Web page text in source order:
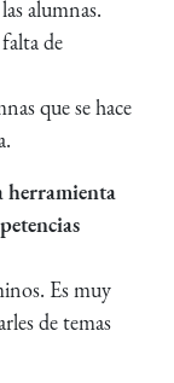
alumnas.
de
que se hace
herramienta
Es muy
de temas